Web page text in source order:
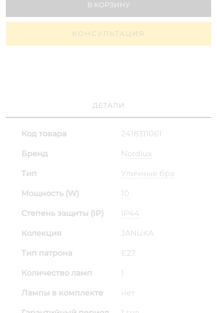
В КОРЗИНУ
КОНСУЛЬТАЦИЯ
ДЕТАЛИ
Код товара 2418311061
Бренд Nordlux
Тип Уличные бра
Мощность (W) 10
Степень защиты (IP) IP44
Колекция JANUKA
Тип патрона E27
Количество ламп 1
Лампы в комплекте нет